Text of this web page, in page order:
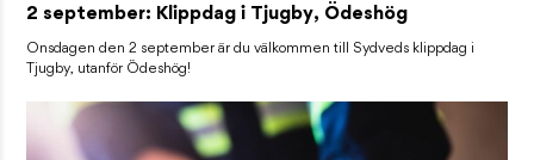
2 september: Klippdag i Tjugby, Ödeshög
Onsdagen den 2 september är du välkommen till Sydveds klippdag i
Tjugby, utanför Ödeshög!